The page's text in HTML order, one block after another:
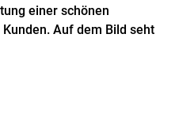
einer schönen
Auf dem Bild seht